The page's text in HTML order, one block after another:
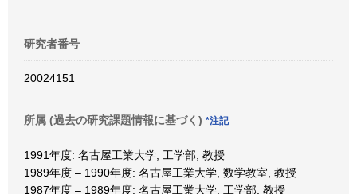
研究者番号
20024151
所属 (過去の研究課題情報に基づく) *注記
1991年度: 名古屋工業大学, 工学部, 教授
1989年度 – 1990年度: 名古屋工業大学, 数学教室, 教授
1987年度 – 1989年度: 名古屋工業大学, 工学部, 教授